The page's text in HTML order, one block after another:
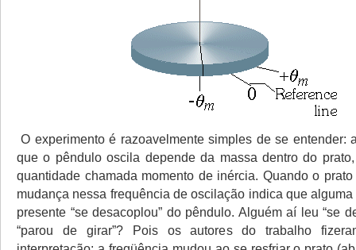
O experimento é razoavelmente simples de se entender:
que o pêndulo oscila depende da massa dentro do
quantidade chamada momento de inércia. Quando o
mudança nessa frequência de oscilação indica que
presente “se desacoplou” do pêndulo. Alguém aí leu “se
“parou de girar”? Pois os autores do trabalho